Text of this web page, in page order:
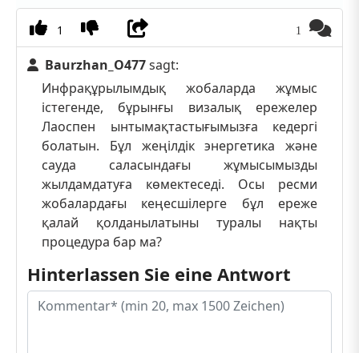
1 1
Baurzhan_O477sagt:
Инфрақұрылымдық жобаларда жұмыс
істегенде, бұрынғы визалық ережелер
Лаоспен ынтымақтастығымызға кедергі
болатын. Бұл жеңілдік энергетика және
сауда саласындағы жұмысымызды
жылдамдатуға көмектеседі. Осы ресми
жобалардағы кеңесшілерге бұл ереже
қалай қолданылатыны туралы нақты
процедура бар ма?
Hinterlassen Sie eine Antwort